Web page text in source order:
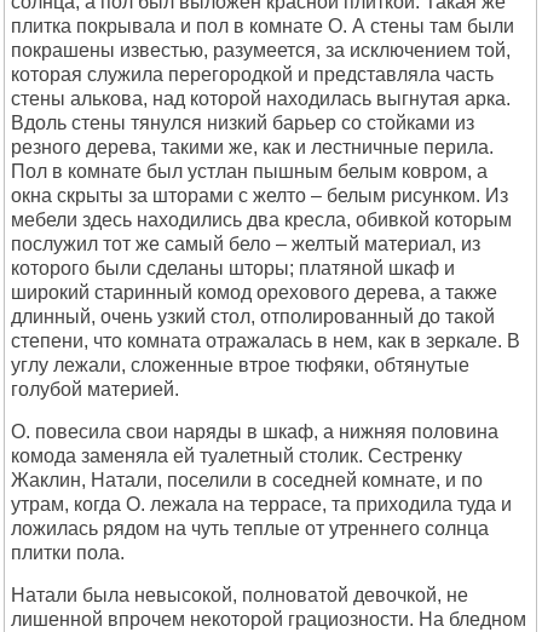
плитка покрывала и пол в комнате О. А стены там были
покрашены известью, разумеется, за исключением той,
которая служила перегородкой и представляла часть
стены алькова, над которой находилась выгнутая арка.
Вдоль стены тянулся низкий барьер со стойками из
резного дерева, такими же, как и лестничные перила.
Пол в комнате был устлан пышным белым ковром, а
окна скрыты за шторами с желто – белым рисунком. Из
мебели здесь находились два кресла, обивкой которым
послужил тот же самый бело – желтый материал, из
которого были сделаны шторы; платяной шкаф и
широкий старинный комод орехового дерева, а также
длинный, очень узкий стол, отполированный до такой
степени, что комната отражалась в нем, как в зеркале. В
углу лежали, сложенные втрое тюфяки, обтянутые
голубой материей.
О. повесила свои наряды в шкаф, а нижняя половина
комода заменяла ей туалетный столик. Сестренку
Жаклин, Натали, поселили в соседней комнате, и по
утрам, когда О. лежала на террасе, та приходила туда и
ложилась рядом на чуть теплые от утреннего солнца
плитки пола.
Натали была невысокой, полноватой девочкой, не
лишенной впрочем некоторой грациозности. На бледном